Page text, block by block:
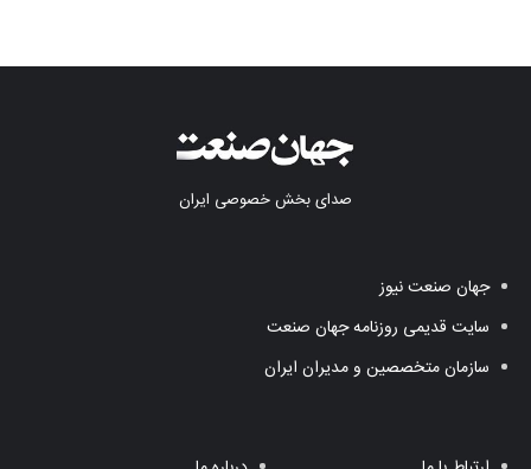
صدای بخش خصوصی ایران
جهان صنعت نیوز
سایت قدیمی روزنامه جهان صنعت
سازمان متخصصین و مدیران ایران